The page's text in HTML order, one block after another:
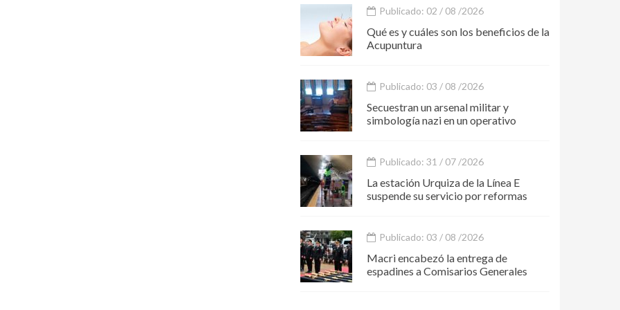
Publicado: 02 / 08 /2026
Qué es y cuáles son los beneficios de la
Acupuntura
Publicado: 03 / 08 /2026
Secuestran un arsenal militar y
simbología nazi en un operativo
Publicado: 31 / 07 /2026
La estación Urquiza de la Línea E
suspende su servicio por reformas
Publicado: 03 / 08 /2026
Macri encabezó la entrega de
espadines a Comisarios Generales